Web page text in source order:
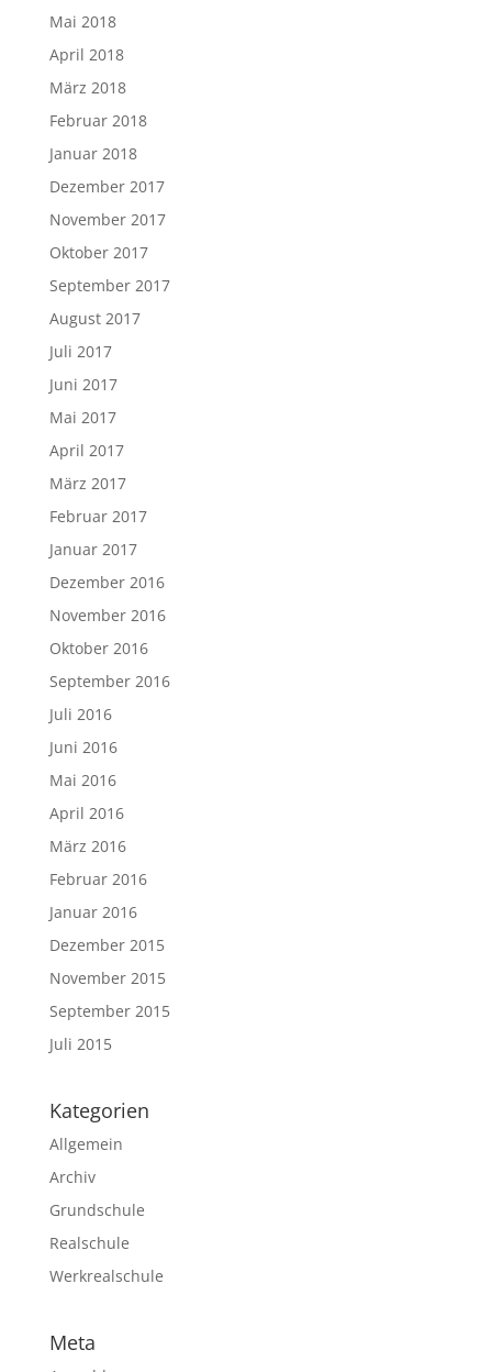
Mai 2018
April 2018
März 2018
Februar 2018
Januar 2018
Dezember 2017
November 2017
Oktober 2017
September 2017
August 2017
Juli 2017
Juni 2017
Mai 2017
April 2017
März 2017
Februar 2017
Januar 2017
Dezember 2016
November 2016
Oktober 2016
September 2016
Juli 2016
Juni 2016
Mai 2016
April 2016
März 2016
Februar 2016
Januar 2016
Dezember 2015
November 2015
September 2015
Juli 2015
Kategorien
Allgemein
Archiv
Grundschule
Realschule
Werkrealschule
Meta